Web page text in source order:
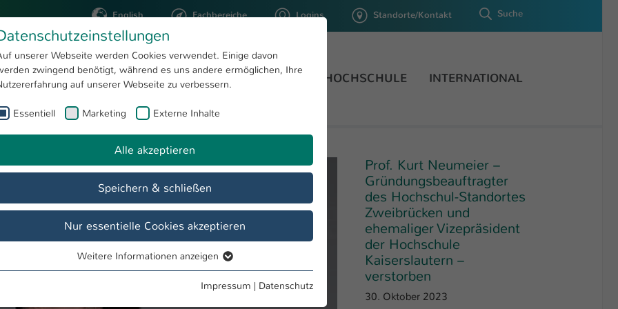
English Fachbereiche Logins Standorte/Kontakt Suche
STUDIUM FORSCHUNG HOCHSCHULE INTERNATIONAL
Prof. Kurt Neumeier – Gründungsbeauftragter des Hochschul-Standortes Zweibrücken und ehemaliger Vizepräsident der Hochschule Kaiserslautern – verstorben
Prof. Kurt Neumeier –
Gründungsbeauftragter
des Hochschul-Standortes
Zweibrücken und
ehemaliger Vizepräsident
der Hochschule
Kaiserslautern –
verstorben
30. Oktober 2023
unserer Webseite werden Cookies verwendet. Einige davon
zwingend benötigt, während es uns andere ermöglichen, Ihre
auf unserer Webseite zu verbessern.
Essentiell Marketing Externe Inhalte
Alle akzeptieren
Speichern & schließen
Nur essentielle Cookies akzeptieren
Essentielle Cookies werden für grundlegende Funktionen der
Weitere Informationen anzeigen
Impressum | Datenschutz